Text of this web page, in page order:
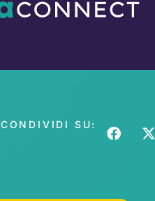
CONDIVIDI SU: